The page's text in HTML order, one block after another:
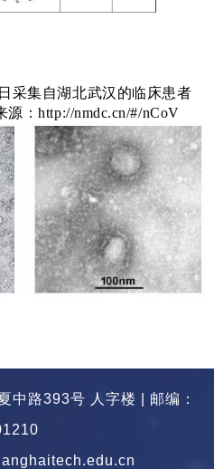
采集自湖北武汉的临床患者
源：http://nmdc.cn/#/nCoV
中路393号 人字楼 | 邮编：